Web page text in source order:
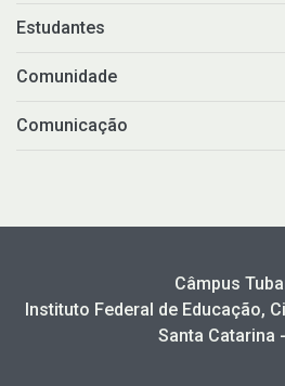
Estudantes
Comunidade
Comunicação
Câmpus
Instituto Federal de Educação,
Santa Catarina